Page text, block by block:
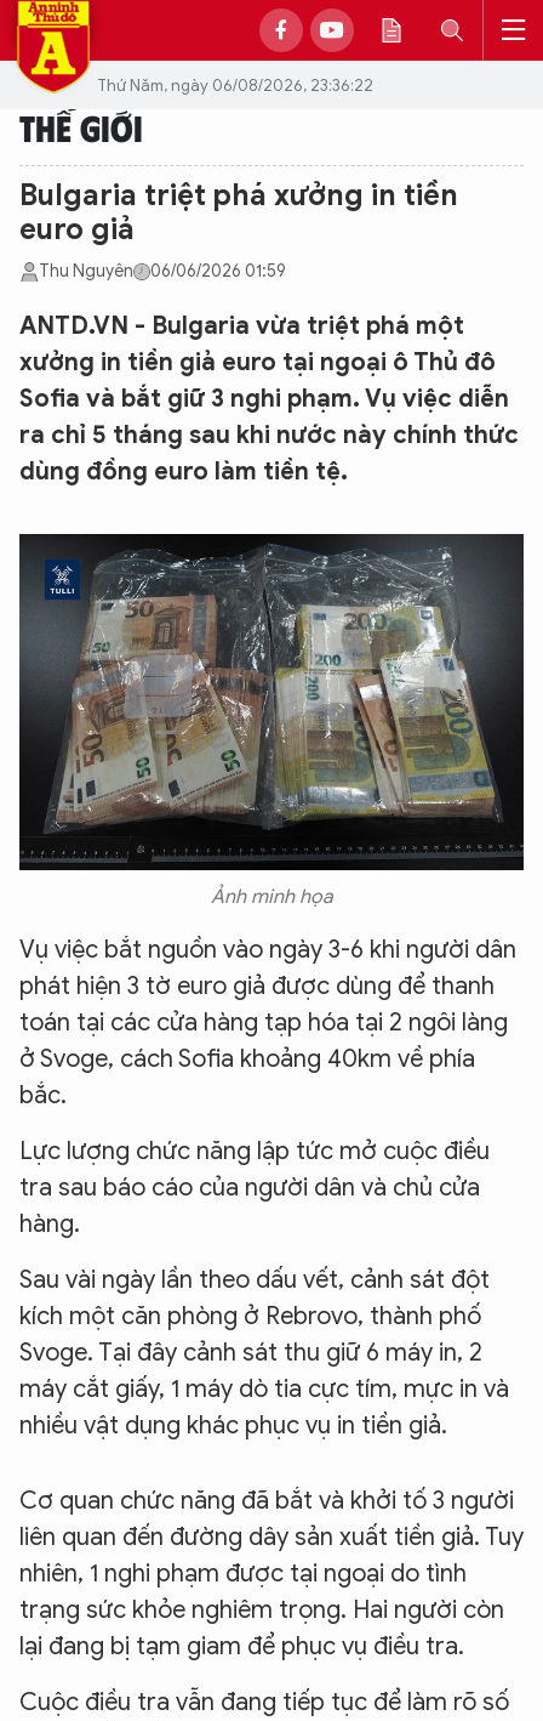
Thứ Năm, ngày 06/08/2026, 23:36:22
THẾ GIỚI
Bulgaria triệt phá xưởng in tiền
euro giả
Thu Nguyên 06/06/2026 01:59
ANTD.VN - Bulgaria vừa triệt phá một
xưởng in tiền giả euro tại ngoại ô Thủ đô
Sofia và bắt giữ 3 nghi phạm. Vụ việc diễn
ra chỉ 5 tháng sau khi nước này chính thức
dùng đồng euro làm tiền tệ.
Ảnh minh họa
Vụ việc bắt nguồn vào ngày 3-6 khi người dân
phát hiện 3 tờ euro giả được dùng để thanh
toán tại các cửa hàng tạp hóa tại 2 ngôi làng
ở Svoge, cách Sofia khoảng 40km về phía
bắc.
Lực lượng chức năng lập tức mở cuộc điều
tra sau báo cáo của người dân và chủ cửa
hàng.
Sau vài ngày lần theo dấu vết, cảnh sát đột
kích một căn phòng ở Rebrovo, thành phố
Svoge. Tại đây cảnh sát thu giữ 6 máy in, 2
máy cắt giấy, 1 máy dò tia cực tím, mực in và
nhiều vật dụng khác phục vụ in tiền giả.
Cơ quan chức năng đã bắt và khởi tố 3 người
liên quan đến đường dây sản xuất tiền giả. Tuy
nhiên, 1 nghi phạm được tại ngoại do tình
trạng sức khỏe nghiêm trọng. Hai người còn
lại đang bị tạm giam để phục vụ điều tra.
Cuộc điều tra vẫn đang tiếp tục để làm rõ số